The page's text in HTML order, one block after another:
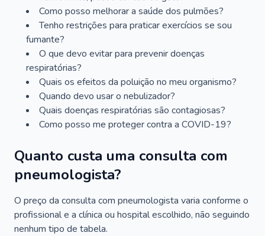
Como posso melhorar a saúde dos pulmões?
Tenho restrições para praticar exercícios se sou
fumante?
O que devo evitar para prevenir doenças
respiratórias?
Quais os efeitos da poluição no meu organismo?
Quando devo usar o nebulizador?
Quais doenças respiratórias são contagiosas?
Como posso me proteger contra a COVID-19?
Quanto custa uma consulta com
pneumologista?
O preço da consulta com pneumologista varia conforme o
profissional e a clínica ou hospital escolhido, não seguindo
nenhum tipo de tabela.